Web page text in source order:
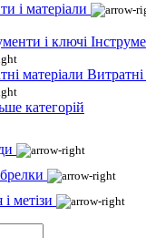
і матеріали
Витратні
категорій
метізи